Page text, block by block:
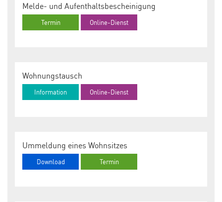
Melde- und Aufenthaltsbescheinigung
Termin Online-Dienst
Wohnungstausch
Information Online-Dienst
Ummeldung eines Wohnsitzes
Download Termin